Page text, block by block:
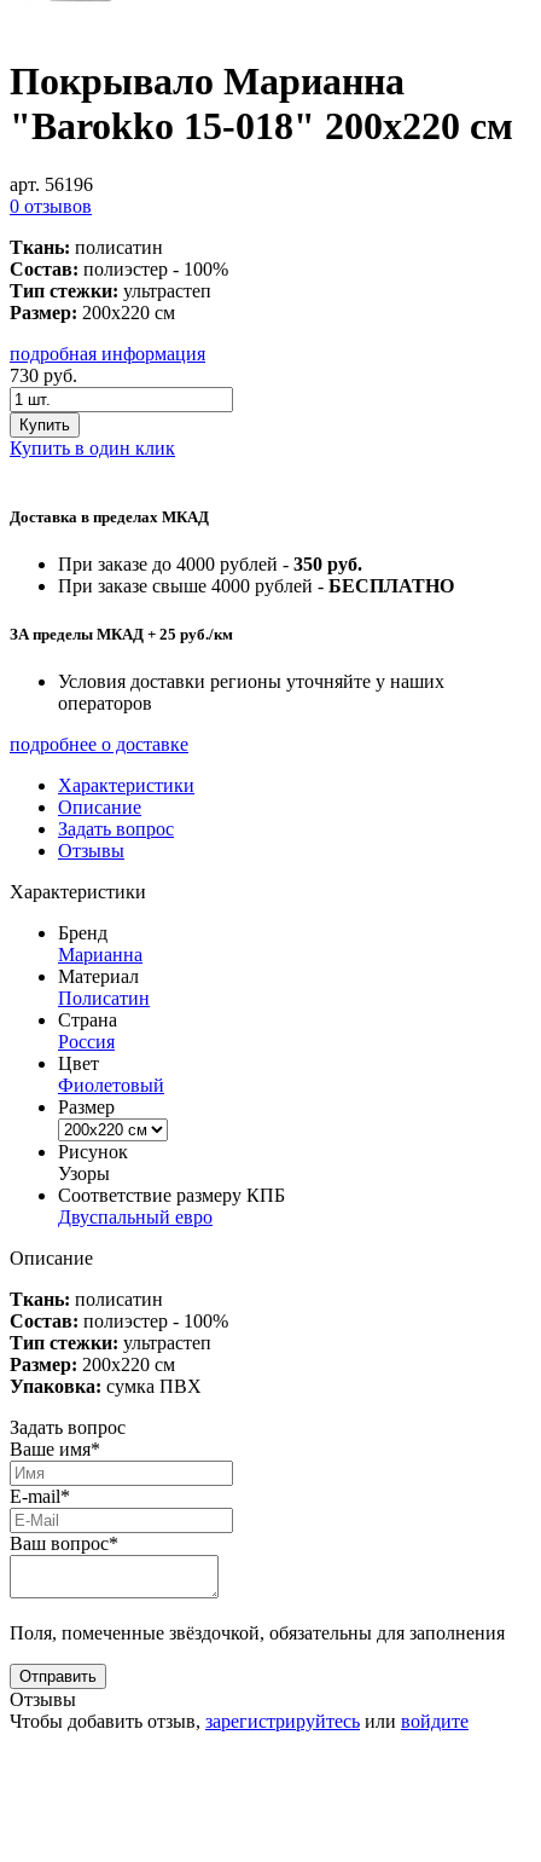
Покрывало Марианна
"Barokko 15-018" 200х220 см
арт. 56196
0 отзывов
Ткань: полисатин
Состав: полиэстер - 100%
Тип стежки: ультрастеп
Размер: 200х220 см
подробная информация
730 руб.
Купить
Купить в один клик
Доставка в пределах МКАД
При заказе до 4000 рублей - 350 руб.
При заказе свыше 4000 рублей - БЕСПЛАТНО
ЗА пределы МКАД + 25 руб./км
Условия доставки регионы уточняйте у наших
операторов
подробнее о доставке
Характеристики
Описание
Задать вопрос
Отзывы
Характеристики
Бренд
Марианна
Материал
Полисатин
Страна
Россия
Цвет
Фиолетовый
Размер
Рисунок
Узоры
Соответствие размеру КПБ
Двуспальный евро
Описание
Ткань: полисатин
Состав: полиэстер - 100%
Тип стежки: ультрастеп
Размер: 200х220 см
Упаковка: сумка ПВХ
Задать вопрос
Ваше имя*
E-mail*
Ваш вопрос*
Поля, помеченные звёздочкой, обязательны для заполнения
Отзывы
Чтобы добавить отзыв, зарегистрируйтесь или войдите